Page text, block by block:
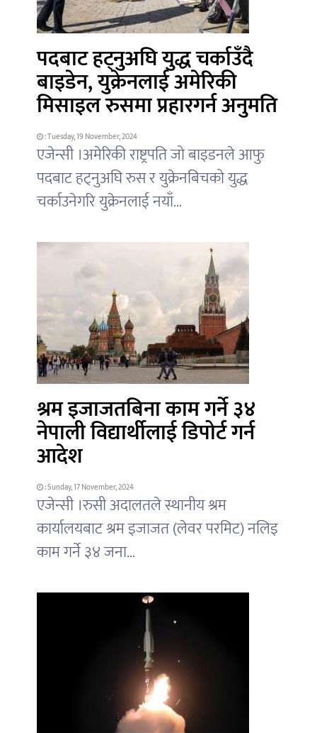
पदबाट हट्नुअघि युद्ध चर्काउँदै
बाइडेन, युक्रेनलाई अमेरिकी
मिसाइल रुसमा प्रहारगर्न अनुमति
: Tuesday, 19 November, 2024
एजेन्सी ।अमेरिकी राष्ट्रपति जो बाइडनले आफु
पदबाट हट्नुअघि रुस र युक्रेनबिचको युद्ध
चर्काउनेगरि युक्रेनलाई नयाँ...
श्रम इजाजतबिना काम गर्ने ३४
नेपाली विद्यार्थीलाई डिपोर्ट गर्न
आदेश
: Sunday, 17 November, 2024
एजेन्सी ।रुसी अदालतले स्थानीय श्रम
कार्यालयबाट श्रम इजाजत (लेवर परमिट) नलिइ
काम गर्ने ३४ जना...